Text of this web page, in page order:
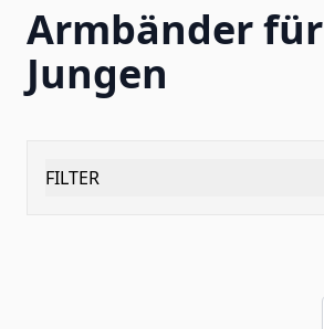
Armbänder für
Jungen
FILTER